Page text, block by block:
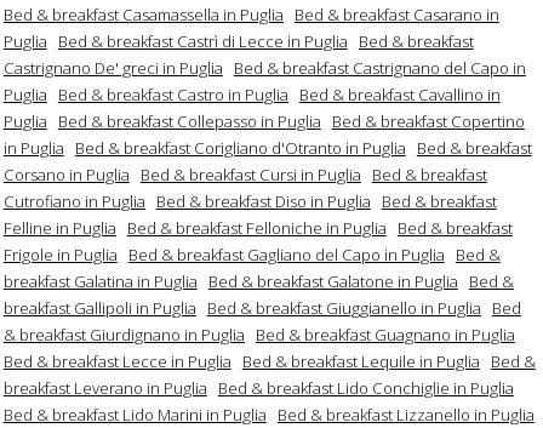
Bed & breakfast Casamassella in Puglia
Bed & breakfast Casarano in
Puglia
Bed & breakfast Castrì di Lecce in Puglia
Bed & breakfast
Castrignano De' greci in Puglia
Bed & breakfast Castrignano del Capo in
Puglia
Bed & breakfast Castro in Puglia
Bed & breakfast Cavallino in
Puglia
Bed & breakfast Collepasso in Puglia
Bed & breakfast Copertino
in Puglia
Bed & breakfast Corigliano d'Otranto in Puglia
Bed & breakfast
Corsano in Puglia
Bed & breakfast Cursi in Puglia
Bed & breakfast
Cutrofiano in Puglia
Bed & breakfast Diso in Puglia
Bed & breakfast
Felline in Puglia
Bed & breakfast Felloniche in Puglia
Bed & breakfast
Frigole in Puglia
Bed & breakfast Gagliano del Capo in Puglia
Bed &
breakfast Galatina in Puglia
Bed & breakfast Galatone in Puglia
Bed &
breakfast Gallipoli in Puglia
Bed & breakfast Giuggianello in Puglia
Bed
& breakfast Giurdignano in Puglia
Bed & breakfast Guagnano in Puglia
Bed & breakfast Lecce in Puglia
Bed & breakfast Lequile in Puglia
Bed &
breakfast Leverano in Puglia
Bed & breakfast Lido Conchiglie in Puglia
Bed & breakfast Lido Marini in Puglia
Bed & breakfast Lizzanello in Puglia